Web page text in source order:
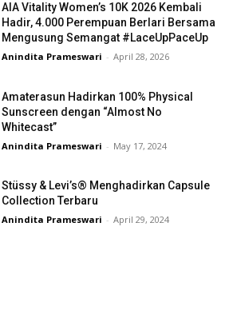
AIA Vitality Women’s 10K 2026 Kembali
Hadir, 4.000 Perempuan Berlari Bersama
Mengusung Semangat #LaceUpPaceUp
Anindita Prameswari - April 28, 2026
Amaterasun Hadirkan 100% Physical
Sunscreen dengan “Almost No
Whitecast”
Anindita Prameswari - May 17, 2024
Stüssy & Levi’s® Menghadirkan Capsule
Collection Terbaru
Anindita Prameswari - April 29, 2024